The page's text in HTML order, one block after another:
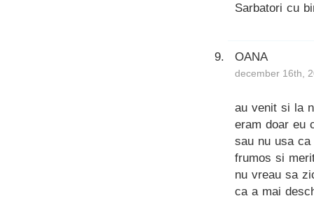
Sarbatori cu
OANA
december 16th,
au venit si la
eram doar eu
sau nu usa
frumos si
nu vreau sa
ca a mai